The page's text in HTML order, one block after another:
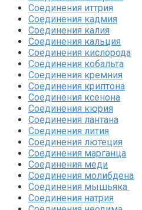
Соединения иттрия‎
Соединения кадмия
Соединения калия‎
Соединения кальция
Соединения кислорода‎
Соединения кобальта
Соединения кремния‎
Соединения криптона‎
Соединения ксенона‎
Соединения кюрия
Соединения лантана‎
Соединения лития‎
Соединения лютеция‎
Соединения марганца‎
Соединения меди
Соединения молибдена‎
Соединения мышьяка‎ ‎
Соединения натрия‎